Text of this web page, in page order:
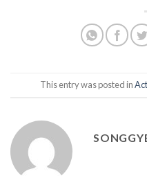
This entry was posted in